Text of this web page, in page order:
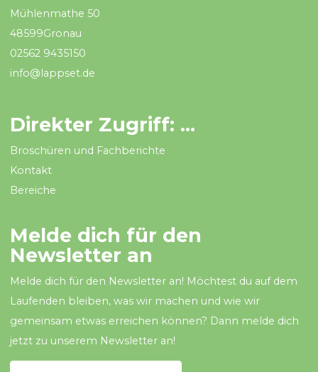
Mühlenmathe 50
48599Gronau
02562 9435150
info@lappset.de
Direkter Zugriff: ...
Broschüren und Fachberichte
Kontakt
Bereiche
Melde dich für den
Newsletter an
Melde dich für den Newsletter an! Möchtest du auf dem
Laufenden bleiben, was wir machen und wie wir
gemeinsam etwas erreichen können? Dann melde dich
jetzt zu unserem Newsletter an!